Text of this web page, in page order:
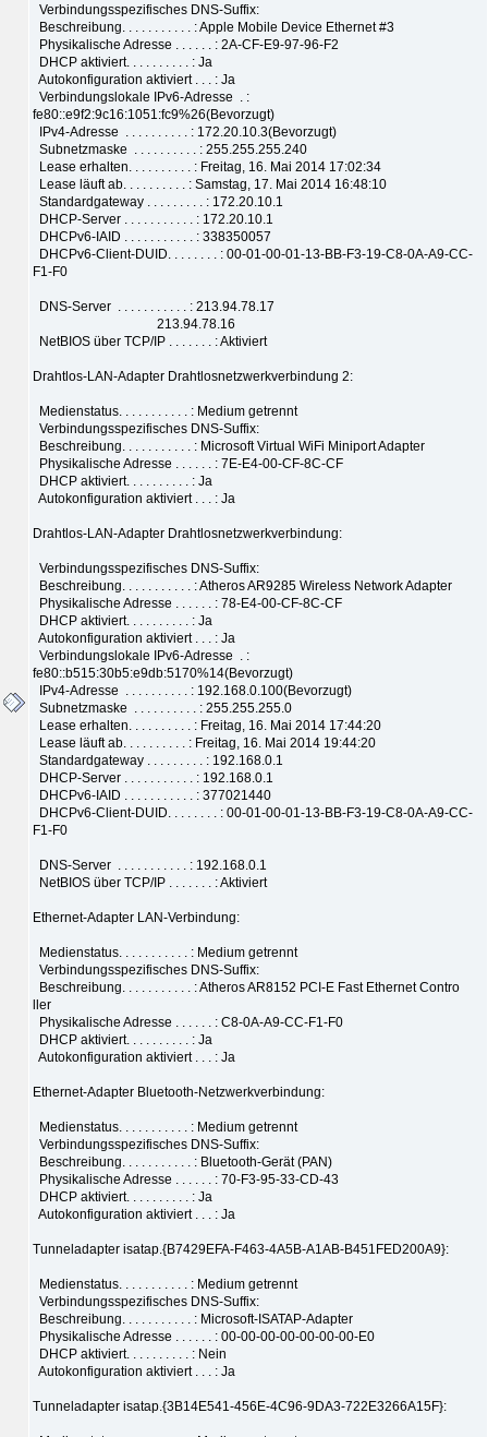
Verbindungsspezifisches DNS-Suffix:
Beschreibung. . . . . . . . . . . : Apple Mobile Device Ethernet #3
Physikalische Adresse . . . . . . : 2A-CF-E9-97-96-F2
DHCP aktiviert. . . . . . . . . . : Ja
Autokonfiguration aktiviert . . . : Ja
Verbindungslokale IPv6-Adresse . :
fe80::e9f2:9c16:1051:fc9%26(Bevorzugt)
IPv4-Adresse . . . . . . . . . . : 172.20.10.3(Bevorzugt)
Subnetzmaske . . . . . . . . . . : 255.255.255.240
Lease erhalten. . . . . . . . . . : Freitag, 16. Mai 2014 17:02:34
Lease läuft ab. . . . . . . . . . : Samstag, 17. Mai 2014 16:48:10
Standardgateway . . . . . . . . . : 172.20.10.1
DHCP-Server . . . . . . . . . . . : 172.20.10.1
DHCPv6-IAID . . . . . . . . . . . : 338350057
DHCPv6-Client-DUID. . . . . . . . : 00-01-00-01-13-BB-F3-19-C8-0A-A9-CC-
F1-F0
DNS-Server . . . . . . . . . . . : 213.94.78.17
213.94.78.16
NetBIOS über TCP/IP . . . . . . . : Aktiviert
Drahtlos-LAN-Adapter Drahtlosnetzwerkverbindung 2:
Medienstatus. . . . . . . . . . . : Medium getrennt
Verbindungsspezifisches DNS-Suffix:
Beschreibung. . . . . . . . . . . : Microsoft Virtual WiFi Miniport Adapter
Physikalische Adresse . . . . . . : 7E-E4-00-CF-8C-CF
DHCP aktiviert. . . . . . . . . . : Ja
Autokonfiguration aktiviert . . . : Ja
Drahtlos-LAN-Adapter Drahtlosnetzwerkverbindung:
Verbindungsspezifisches DNS-Suffix:
Beschreibung. . . . . . . . . . . : Atheros AR9285 Wireless Network Adapter
Physikalische Adresse . . . . . . : 78-E4-00-CF-8C-CF
DHCP aktiviert. . . . . . . . . . : Ja
Autokonfiguration aktiviert . . . : Ja
Verbindungslokale IPv6-Adresse . :
fe80::b515:30b5:e9db:5170%14(Bevorzugt)
IPv4-Adresse . . . . . . . . . . : 192.168.0.100(Bevorzugt)
Subnetzmaske . . . . . . . . . . : 255.255.255.0
Lease erhalten. . . . . . . . . . : Freitag, 16. Mai 2014 17:44:20
Lease läuft ab. . . . . . . . . . : Freitag, 16. Mai 2014 19:44:20
Standardgateway . . . . . . . . . : 192.168.0.1
DHCP-Server . . . . . . . . . . . : 192.168.0.1
DHCPv6-IAID . . . . . . . . . . . : 377021440
DHCPv6-Client-DUID. . . . . . . . : 00-01-00-01-13-BB-F3-19-C8-0A-A9-CC-
F1-F0
DNS-Server . . . . . . . . . . . : 192.168.0.1
NetBIOS über TCP/IP . . . . . . . : Aktiviert
Ethernet-Adapter LAN-Verbindung:
Medienstatus. . . . . . . . . . . : Medium getrennt
Verbindungsspezifisches DNS-Suffix:
Beschreibung. . . . . . . . . . . : Atheros AR8152 PCI-E Fast Ethernet Contro
ller
Physikalische Adresse . . . . . . : C8-0A-A9-CC-F1-F0
DHCP aktiviert. . . . . . . . . . : Ja
Autokonfiguration aktiviert . . . : Ja
Ethernet-Adapter Bluetooth-Netzwerkverbindung:
Medienstatus. . . . . . . . . . . : Medium getrennt
Verbindungsspezifisches DNS-Suffix:
Beschreibung. . . . . . . . . . . : Bluetooth-Gerät (PAN)
Physikalische Adresse . . . . . . : 70-F3-95-33-CD-43
DHCP aktiviert. . . . . . . . . . : Ja
Autokonfiguration aktiviert . . . : Ja
Tunneladapter isatap.{B7429EFA-F463-4A5B-A1AB-B451FED200A9}:
Medienstatus. . . . . . . . . . . : Medium getrennt
Verbindungsspezifisches DNS-Suffix:
Beschreibung. . . . . . . . . . . : Microsoft-ISATAP-Adapter
Physikalische Adresse . . . . . . : 00-00-00-00-00-00-00-E0
DHCP aktiviert. . . . . . . . . . : Nein
Autokonfiguration aktiviert . . . : Ja
Tunneladapter isatap.{3B14E541-456E-4C96-9DA3-722E3266A15F}: